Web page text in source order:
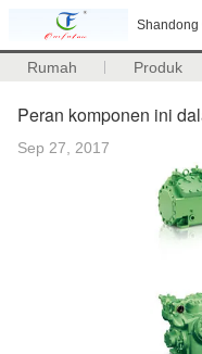
Shandong
Rumah Produk
Peran komponen ini
Sep 27, 2017